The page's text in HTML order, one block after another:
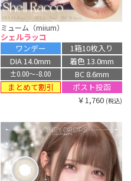
ミューム（miium）
シェルラッコ
ワンデー
1箱10枚入り
DIA 14.0mm
着色 13.0mm
±0.00〜-8.00
BC 8.6mm
まとめて割引
ポスト投函
￥1,760 (税込)